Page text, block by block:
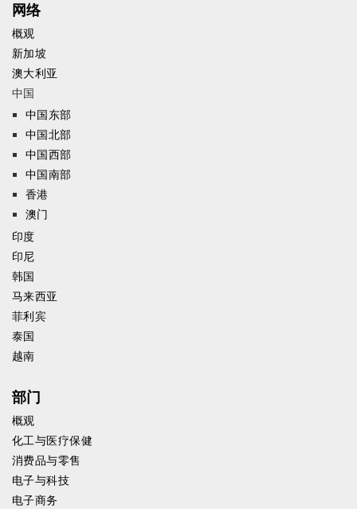
网络
概观
新加坡
澳大利亚
中国
中国东部
中国北部
中国西部
中国南部
香港
澳门
印度
印尼
韩国
马来西亚
菲利宾
泰国
越南
部门
概观
化工与医疗保健
消费品与零售
电子与科技
电子商务